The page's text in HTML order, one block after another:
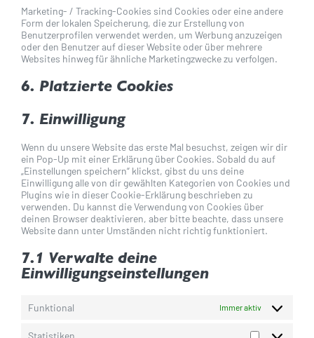
Marketing- / Tracking-Cookies sind Cookies oder eine andere
Form der lokalen Speicherung, die zur Erstellung von
Benutzerprofilen verwendet werden, um Werbung anzuzeigen
oder den Benutzer auf dieser Website oder über mehrere
Websites hinweg für ähnliche Marketingzwecke zu verfolgen.
6. Platzierte Cookies
7. Einwilligung
Wenn du unsere Website das erste Mal besuchst, zeigen wir dir
ein Pop-Up mit einer Erklärung über Cookies. Sobald du auf
„Einstellungen speichern“ klickst, gibst du uns deine
Einwilligung alle von dir gewählten Kategorien von Cookies und
Plugins wie in dieser Cookie-Erklärung beschrieben zu
verwenden. Du kannst die Verwendung von Cookies über
deinen Browser deaktivieren, aber bitte beachte, dass unsere
Website dann unter Umständen nicht richtig funktioniert.
7.1 Verwalte deine
Einwilligungseinstellungen
Funktional Immer aktiv